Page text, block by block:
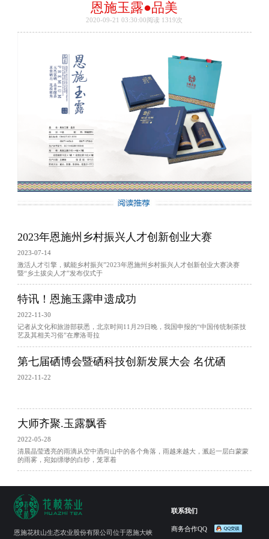
恩施玉露●品美
2020-09-21 03:30:00阅读 1319次
2023年恩施州乡村振兴人才创新创业大赛
2023-07-14
激活人才引擎，赋能乡村振兴”2023年恩施州乡村振兴人才创新创业大赛决赛
暨“乡土拔尖人才”发布仪式于
特讯！恩施玉露申遗成功
2022-11-30
记者从文化和旅游部获悉，北京时间11月29日晚，我国申报的“中国传统制茶技
艺及其相关习俗”在摩洛哥拉
第七届硒博会暨硒科技创新发展大会 名优硒
2022-11-22
大师齐聚.玉露飘香
2022-05-28
清晨晶莹透亮的雨滴从空中洒向山中的各个角落，雨越来越大，溅起一层白蒙蒙
的雨雾，宛如缥缈的白纱，笼罩着
恩施花枝山生态农业股份有限公司位于恩施大峡
联系我们
商务合作QQ